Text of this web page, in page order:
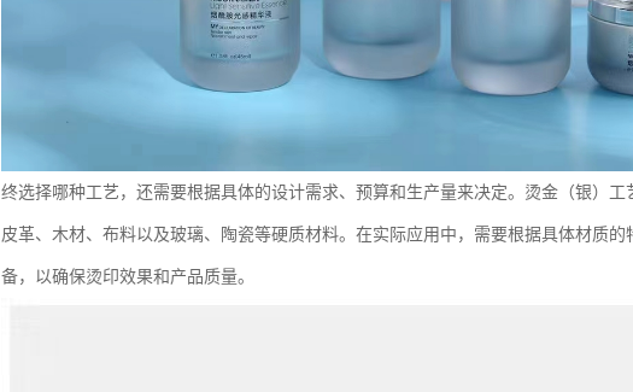
终选择哪种工艺，还需要根据具体的设计需求、预算和生产量来决定。烫金（银）
皮革、木材、布料以及玻璃、陶瓷等硬质材料。在实际应用中，需要根据具体材质
备，以确保烫印效果和产品质量。